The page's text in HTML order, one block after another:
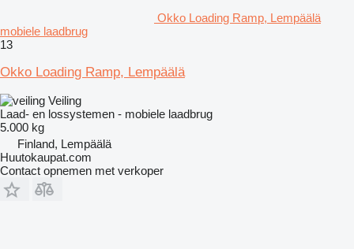
Okko Loading Ramp, Lempäälä
mobiele laadbrug
13
Okko Loading Ramp, Lempäälä
Veiling
Laad- en lossystemen - mobiele laadbrug
5.000 kg
Finland, Lempäälä
Huutokaupat.com
Contact opnemen met verkoper